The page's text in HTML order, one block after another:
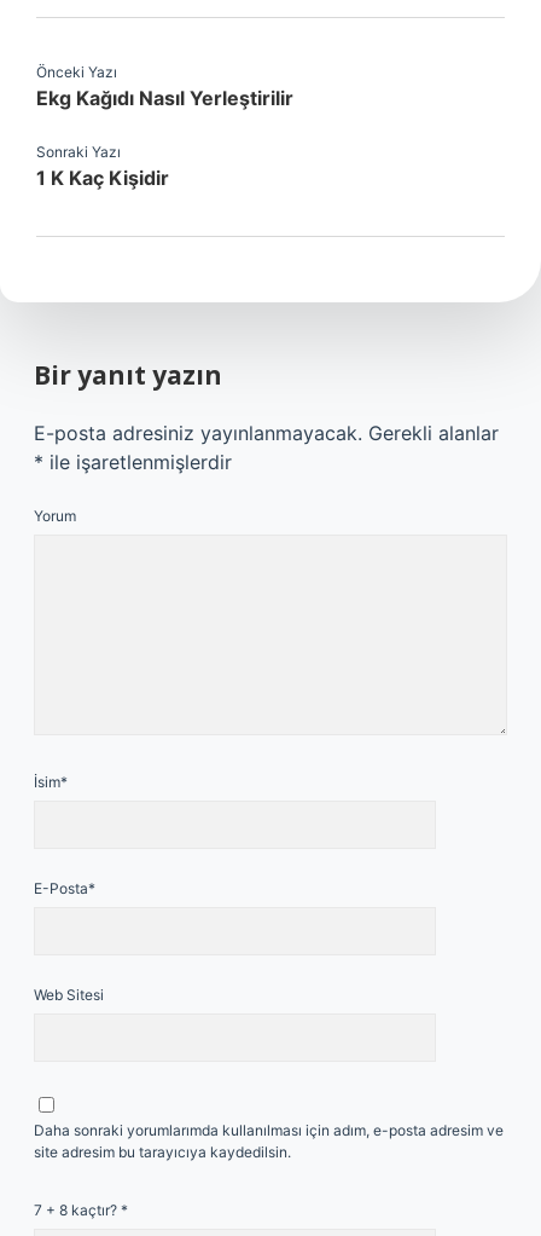
Önceki Yazı
Ekg Kağıdı Nasıl Yerleştirilir
Sonraki Yazı
1 K Kaç Kişidir
Bir yanıt yazın
E-posta adresiniz yayınlanmayacak. Gerekli alanlar
* ile işaretlenmişlerdir
Yorum
İsim*
E-Posta*
Web Sitesi
Daha sonraki yorumlarımda kullanılması için adım, e-posta adresim ve
site adresim bu tarayıcıya kaydedilsin.
7 + 8 kaçtır? *